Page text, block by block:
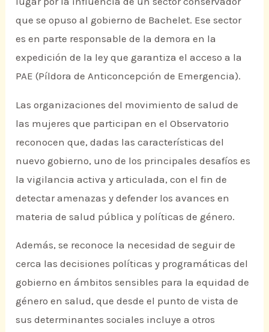
que se opuso al gobierno de Bachelet. Ese sector
es en parte responsable de la demora en la
expedición de la ley que garantiza el acceso a la
PAE (Píldora de Anticoncepción de Emergencia).
Las organizaciones del movimiento de salud de
las mujeres que participan en el Observatorio
reconocen que, dadas las características del
nuevo gobierno, uno de los principales desafíos es
la vigilancia activa y articulada, con el fin de
detectar amenazas y defender los avances en
materia de salud pública y políticas de género.
Además, se reconoce la necesidad de seguir de
cerca las decisiones políticas y programáticas del
gobierno en ámbitos sensibles para la equidad de
género en salud, que desde el punto de vista de
sus determinantes sociales incluye a otros